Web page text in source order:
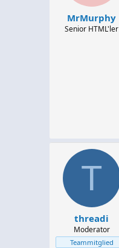
MrMurphy
Senior HTML'ler
T
threadi
Moderator
Teammitglied